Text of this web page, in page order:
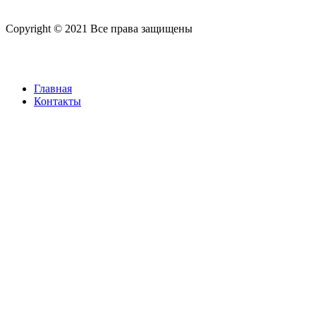
Copyright © 2021 Все права защищены
Главная
Контакты